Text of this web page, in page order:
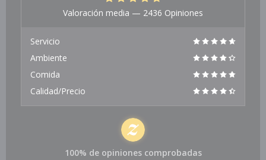
Valoración media — 2436 Opiniones
Servicio
Ambiente
Comida
Calidad/Precio
100% de opiniones comprobadas